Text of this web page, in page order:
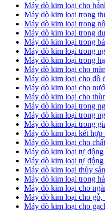
Máy dò kim loại cho
Máy dò kim loại trong
Máy dò kim loại trong
Máy dò kim loại trong
Máy dò kim loại trong
Máy dò kim loại trong
Máy dò kim loại trong
Máy dò kim loại cho
Máy dò kim loại cho đồ
Máy dò kim loại cho
Máy dò kim loại cho
Máy dò kim loại trong
Máy dò kim loại trong
Máy dò kim loại trong
Máy dò kim loại kết hợp
Máy dò kim loại cho
Máy dò kim loại tự
Máy dò kim loại tự động
Máy dò kim loại thủy sản
Máy dò kim loại trong
Máy dò kim loại cho
Máy dò kim loại cho gỗ,
Máy dò kim loại cho